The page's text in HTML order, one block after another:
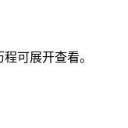
可展开查看。